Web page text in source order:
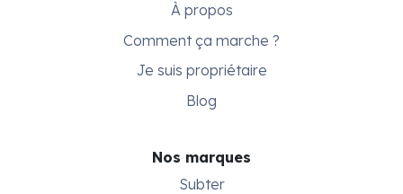
À propos
Comment ça marche ?
Je suis propriétaire
Blog
Nos marques
Subter